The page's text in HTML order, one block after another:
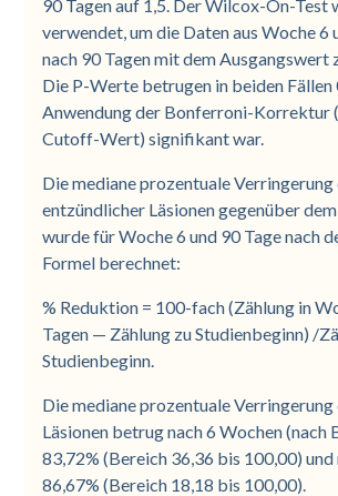
90 Tagen auf 1,5. Der Wilcox-On-Test
verwendet, um die Daten aus Woche 6
nach 90 Tagen mit dem Ausgangswert
Die P-Werte betrugen in beiden Fällen
Anwendung der Bonferroni-Korrektur
Cutoff-Wert) signifikant war.
Die mediane prozentuale Verringerung
entzündlicher Läsionen gegenüber
wurde für Woche 6 und 90 Tage nach
Formel berechnet:
% Reduktion = 100-fach (Zählung in
Tagen — Zählung zu Studienbeginn) /
Studienbeginn.
Die mediane prozentuale
Läsionen betrug nach 6 Wochen (nach
83,72% (Bereich 36,36 bis 100,00) und
86,67% (Bereich 18,18 bis 100,00).